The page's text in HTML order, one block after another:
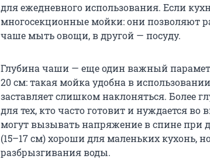
для ежедневного использования. Если
многосекционные мойки: они позволяют
чаше мыть овощи, в другой — посуду.
Глубина чаши — еще один важный
20 см: такая мойка удобна в
заставляет слишком наклоняться. Более
для тех, кто часто готовит и нуждается во
могут вызывать напряжение в спине при
(15–17 см) хороши для маленьких кухонь,
разбрызгивания воды.